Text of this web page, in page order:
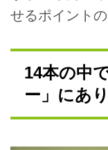
せるポイントの
14本の中
ー」にあり